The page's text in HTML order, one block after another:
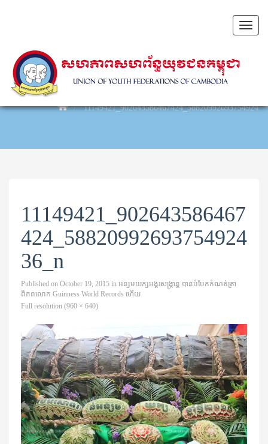
Toggle
11149421_902643586467
424_58820992693754924
36_n
Published on October 19, 2015 in អន្សមយក្សអង្គរសង្ក្រាន្ត បានបំបែកកំណត់ត្រា
ពិភពលោក Guinness World Records ហើយ
Full resolution (960 × 640)